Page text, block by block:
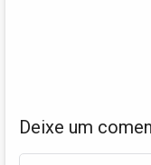
Deixe um